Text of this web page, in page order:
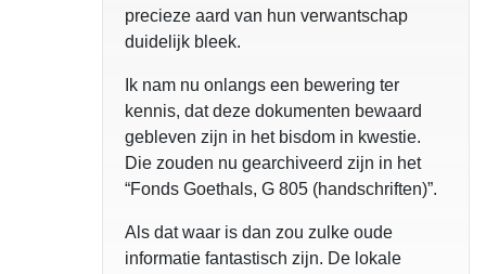
precieze aard van hun verwantschap
duidelijk bleek.
Ik nam nu onlangs een bewering ter
kennis, dat deze dokumenten bewaard
gebleven zijn in het bisdom in kwestie.
Die zouden nu gearchiveerd zijn in het
“Fonds Goethals, G 805 (handschriften)”.
Als dat waar is dan zou zulke oude
informatie fantastisch zijn. De lokale